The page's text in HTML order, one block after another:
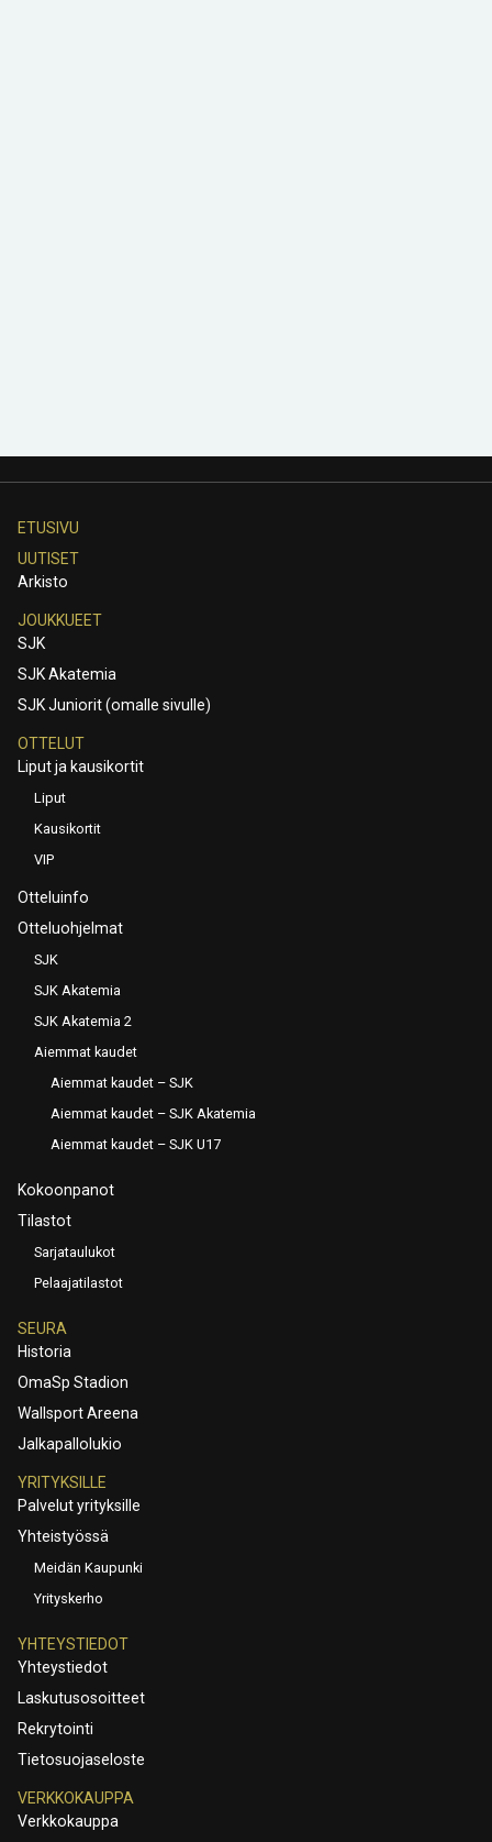
ETUSIVU
UUTISET
Arkisto
JOUKKUEET
SJK
SJK Akatemia
SJK Juniorit (omalle sivulle)
OTTELUT
Liput ja kausikortit
Liput
Kausikortit
VIP
Otteluinfo
Otteluohjelmat
SJK
SJK Akatemia
SJK Akatemia 2
Aiemmat kaudet
Aiemmat kaudet – SJK
Aiemmat kaudet – SJK Akatemia
Aiemmat kaudet – SJK U17
Kokoonpanot
Tilastot
Sarjataulukot
Pelaajatilastot
SEURA
Historia
OmaSp Stadion
Wallsport Areena
Jalkapallolukio
YRITYKSILLE
Palvelut yrityksille
Yhteistyössä
Meidän Kaupunki
Yrityskerho
YHTEYSTIEDOT
Yhteystiedot
Laskutusosoitteet
Rekrytointi
Tietosuojaseloste
VERKKOKAUPPA
Verkkokauppa